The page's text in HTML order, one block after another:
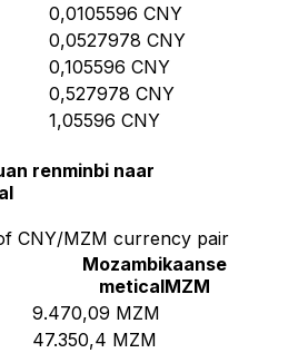
0,0105596 CNY
0,0527978 CNY
0,105596 CNY
0,527978 CNY
1,05596 CNY
renminbi naar
CNY/MZM currency pair
Mozambikaanse
meticalMZM
9.470,09 MZM
47.350,4 MZM